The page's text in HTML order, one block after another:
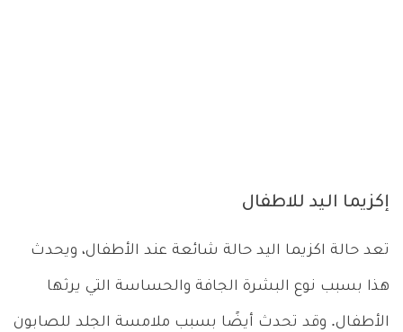
إكزيما اليد للاطفال
تعد حالة اكزيما اليد حالة شائعة عند الأطفال، ويحدث
هذا بسبب نوع البشرة الجافة والحساسة التي يرثها
الأطفال. وقد تحدث أيضًا بسبب ملامسة الجلد للصابون